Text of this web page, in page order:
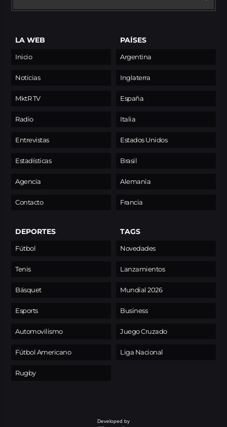
LA WEB
Inicio
Noticias
MktR TV
Radio
Entrevistas
Estadísticas
Agencia
Contacto
PAÍSES
Argentina
Inglaterra
España
Italia
Estados Unidos
Brasil
Alemania
Francia
DEPORTES
Fútbol
Tenis
Básquet
Esports
Automovilismo
Fútbol Americano
Rugby
TAGS
Novedades
Lanzamientos
Mundial 2026
Business
Juego Cruzado
Liga Nacional
Developed by